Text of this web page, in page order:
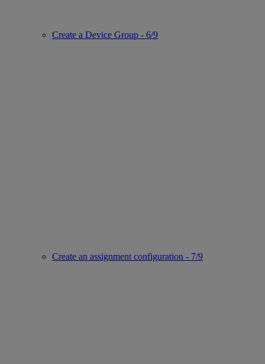
Create a Device Group - 6/9
Create an assignment configuration - 7/9